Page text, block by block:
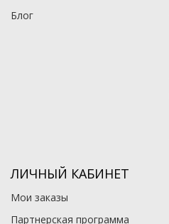
Блог
ЛИЧНЫЙ КАБИНЕТ
Мои заказы
Партнерская программа